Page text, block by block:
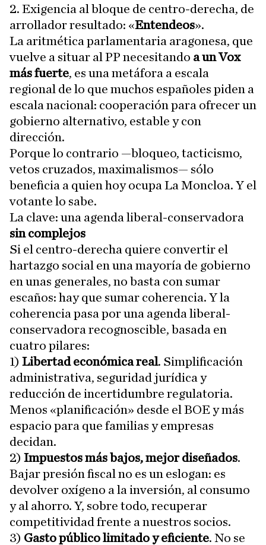
2. Exigencia al bloque de centro-derecha, de
arrollador resultado: «Entendeos».
La aritmética parlamentaria aragonesa, que
vuelve a situar al PP necesitando a un Vox
más fuerte, es una metáfora a escala
regional de lo que muchos españoles piden a
escala nacional: cooperación para ofrecer un
gobierno alternativo, estable y con
dirección.
Porque lo contrario —bloqueo, tacticismo,
vetos cruzados, maximalismos— sólo
beneficia a quien hoy ocupa La Moncloa. Y el
votante lo sabe.
La clave: una agenda liberal-conservadora
sin complejos
Si el centro-derecha quiere convertir el
hartazgo social en una mayoría de gobierno
en unas generales, no basta con sumar
escaños: hay que sumar coherencia. Y la
coherencia pasa por una agenda liberal-
conservadora recognoscible, basada en
cuatro pilares:
1) Libertad económica real. Simplificación
administrativa, seguridad jurídica y
reducción de incertidumbre regulatoria.
Menos «planificación» desde el BOE y más
espacio para que familias y empresas
decidan.
2) Impuestos más bajos, mejor diseñados.
Bajar presión fiscal no es un eslogan: es
devolver oxígeno a la inversión, al consumo
y al ahorro. Y, sobre todo, recuperar
competitividad frente a nuestros socios.
3) Gasto público limitado y eficiente. No se